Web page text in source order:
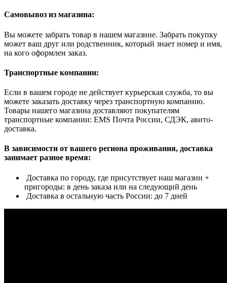
Самовывоз из магазина:
Вы можете забрать товар в нашем магазине. Забрать покупку
может ваш друг или родственник, который знает номер и имя,
на кого оформлен заказ.
Транспортные компании:
Если в вашем городе не действует курьерская служба, то вы
можете заказать доставку через транспортную компанию.
Товары нашего магазина доставляют покупателям
транспортные компании: EMS Почта России, СДЭК, авито-
доставка.
В зависимости от вашего региона проживания, доставка
занимает разное время:
Доставка по городу, где присутствует наш магазин +
пригороды: в день заказа или на следующий день
Доставка в остальную часть России: до 7 дней